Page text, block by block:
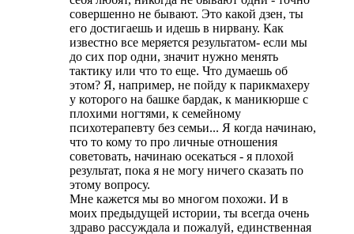
совершенно не бывают. Это какой дзен, ты
его достигаешь и идешь в нирвану. Как
известно все меряется результатом- если мы
до сих пор одни, значит нужно менять
тактику или что то еще. Что думаешь об
этом? Я, например, не пойду к парикмахеру
у которого на башке бардак, к маникюрше с
плохими ногтями, к семейному
психотерапевту без семьи... Я когда начинаю,
что то кому то про личные отношения
советовать, начинаю осекаться - я плохой
результат, пока я не могу ничего сказать по
этому вопросу.
Мне кажется мы во многом похожи. И в
моих предыдущей истории, ты всегда очень
здраво рассуждала и пожалуй, единственная